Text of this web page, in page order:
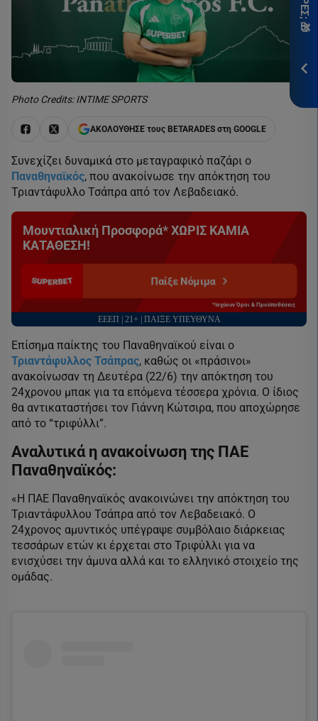
Photo Credits: INTIME SPORTS
ΑΚΟΛΟΥΘΗΣΕ τους BETARADES στη GOOGLE
Συνεχίζει δυναμικά στο μεταγραφικό παζάρι ο
Παναθηναϊκός, που ανακοίνωσε την απόκτηση του
Τριαντάφυλλο Τσάπρα από τον Λεβαδειακό.
Μουντιαλική Προσφορά* ΧΩΡΙΣ ΚΑΜΙΑ
ΚΑΤΑΘΕΣΗ!
Παίξε Νόμιμα
*Ισχύουν Όροι & Προϋποθέσεις
ΕΕΕΠ | 21+ | ΠΑΙΞΕ ΥΠΕΥΘΥΝΑ
Επίσημα παίκτης του Παναθηναϊκού είναι ο
Τριαντάφυλλος Τσάπρας, καθώς οι «πράσινοι»
ανακοίνωσαν τη Δευτέρα (22/6) την απόκτηση του
24χρονου μπακ για τα επόμενα τέσσερα χρόνια. Ο ίδιος
θα αντικαταστήσει τον Γιάννη Κώτσιρα, που αποχώρησε
από το “τριφύλλι”.
Αναλυτικά η ανακοίνωση της ΠΑΕ
Παναθηναϊκός:
«Η ΠΑΕ Παναθηναϊκός ανακοινώνει την απόκτηση του
Τριαντάφυλλου Τσάπρα από τον Λεβαδειακό. Ο
24χρονος αμυντικός υπέγραψε συμβόλαιο διάρκειας
τεσσάρων ετών κι έρχεται στο Τριφύλλι για να
ενισχύσει την άμυνα αλλά και το ελληνικό στοιχείο της
ομάδας.
&